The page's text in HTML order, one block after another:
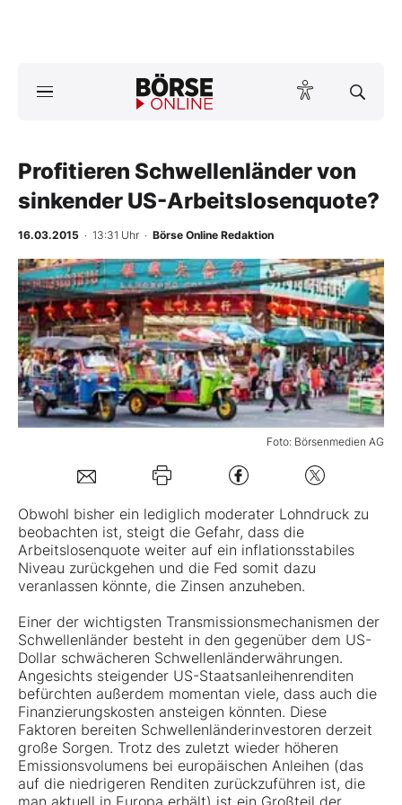
Anlageprodukte
Finanz-Check
Abo & Shop
BO-Musterdepots
Experten
Mein B:O
Folgen Sie uns
Kontakt
Profitieren Schwellenländer von
sinkender US-Arbeitslosenquote?
16.03.2015 · 13:31 Uhr · Börse Online Redaktion
Foto: Börsenmedien AG
Obwohl bisher ein lediglich moderater Lohndruck zu
beobachten ist, steigt die Gefahr, dass die
Arbeitslosenquote weiter auf ein inflationsstabiles
Niveau zurückgehen und die Fed somit dazu
veranlassen könnte, die Zinsen anzuheben.
Einer der wichtigsten Transmissionsmechanismen der
Schwellenländer besteht in den gegenüber dem US-
Dollar schwächeren Schwellenländerwährungen.
Angesichts steigender US-Staatsanleihenrenditen
befürchten außerdem momentan viele, dass auch die
Finanzierungskosten ansteigen könnten. Diese
Faktoren bereiten Schwellenländerinvestoren derzeit
große Sorgen. Trotz des zuletzt wieder höheren
Emissionsvolumens bei europäischen Anleihen (das
auf die niedrigeren Renditen zurückzuführen ist, die